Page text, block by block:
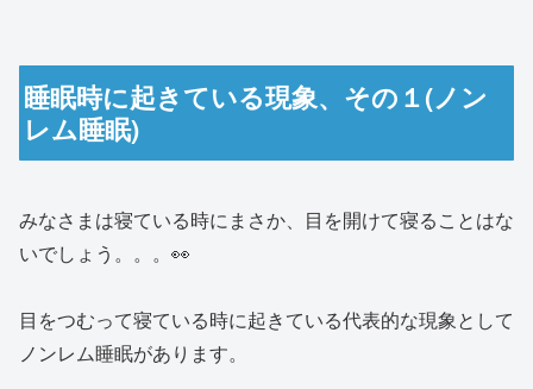
睡眠時に起きている現象、その１(ノン
レム睡眠)
みなさまは寝ている時にまさか、目を開けて寝ることはな
いでしょう。。。👀
目をつむって寝ている時に起きている代表的な現象として
ノンレム睡眠があります。